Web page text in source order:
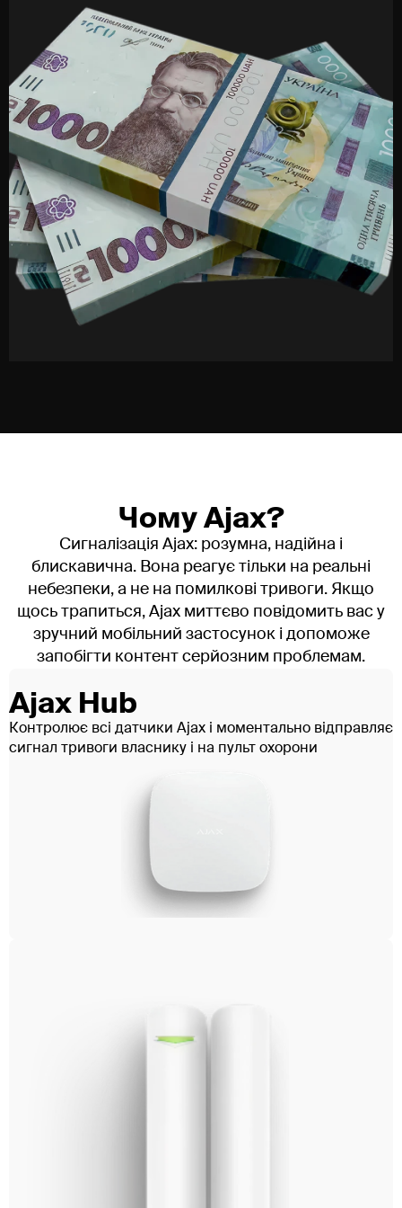
Відеонагляд є невід'ємною частиною системи
охорони виробничих об'єктів. Сучасні камери високої
роздільної здатності забезпечують цілодобове
моніторинг території, що дозволяє виявляти підозрілі
дії і запобігати крадіжкам ще до їх здійснення. Запис
відео може зберігатися протягом тривалого часу, що
дозволяє здійснювати ретроспективний аналіз подій
та використовувати отримані дані у разі необхідності.
Інтеграція відеонагляду з іншими системами безпеки,
такими як тривожні сигналізації та контроль доступу,
створює багатошарову систему захисту, що значно
підвищує рівень безпеки на виробництві.
Сервісні послуги
Компанія SHERIFF пропонує ряд додаткових послуг,
що підвищують рівень безпеки:
Нічні перевірки Регулярні нічні перевірки
Регулярні звіти
Звіти про роботу охорони з
режиму
Заміна охоронця за 1
годину
Оперативна заміна охоронця у
клієнта
інструктаж
Часті запитання
контролює доступ до території, запобігає крадіжкам
та створює безпечні умови для працівників.
Як швидко реагує охорона у разі тривоги?
Чи можу я отримати індивідуальний план
Чому Ajax?
Сигналізація Ajax: розумна, надійна і
блискавична. Вона реагує тільки на реальні
небезпеки, а не на помилкові тривоги. Якщо
щось трапиться, Ajax миттєво повідомить вас у
зручний мобільний застосунок і допоможе
запобігти контент серйозним проблемам.
Ajax Hub
Контролює всі датчики Ajax і моментально відправляє
сигнал тривоги власнику і на пульт охорони